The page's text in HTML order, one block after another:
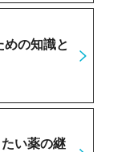
の知識と
い薬の継